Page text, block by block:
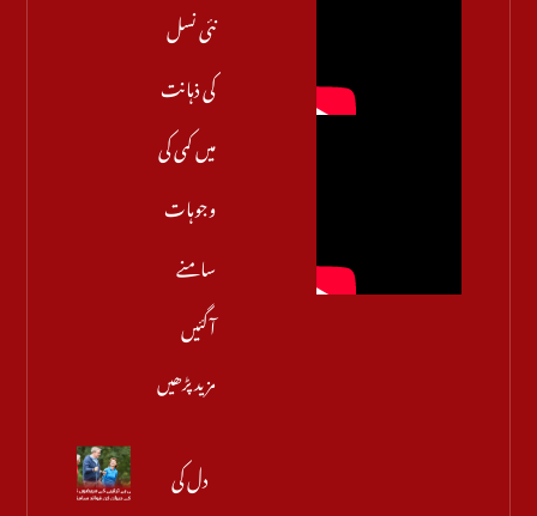
نئی نسل
کی ذہانت
میں کمی کی
وجوہات
سامنے
آگئیں
مزید پڑھیں
دل کی